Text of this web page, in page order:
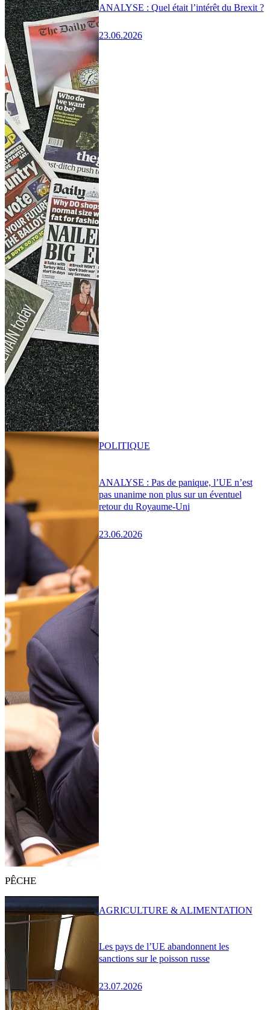
ANALYSE : Quel était l’intérêt du Brexit ?
23.06.2026
ANALYSE : Pas de panique, l’UE n’est
pas unanime non plus sur un éventuel
retour du Royaume-Uni
23.06.2026
POLITIQUE
PÊCHE
Les pays de l’UE abandonnent les
sanctions sur le poisson russe
23.07.2026
AGRICULTURE & ALIMENTATION